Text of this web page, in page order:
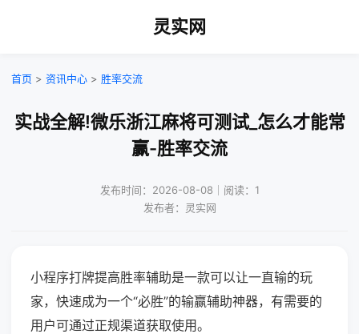
灵实网
首页 > 资讯中心 > 胜率交流
实战全解!微乐浙江麻将可测试_怎么才能常
赢-胜率交流
发布时间：2026-08-08｜阅读：1
发布者：灵实网
小程序打牌提高胜率辅助是一款可以让一直输的玩
家，快速成为一个“必胜”的输赢辅助神器，有需要的
用户可通过正规渠道获取使用。